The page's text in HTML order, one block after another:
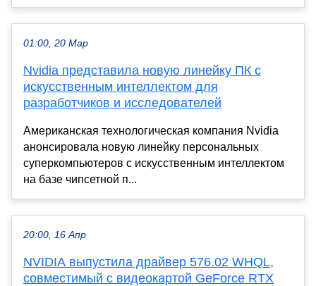
01:00, 20 Мар
Nvidia представила новую линейку ПК с
искусственным интеллектом для
разработчиков и исследователей
Американская технологическая компания Nvidia
анонсировала новую линейку персональных
суперкомпьютеров с искусственным интеллектом
на базе чипсетной п...
20:00, 16 Апр
NVIDIA выпустила драйвер 576.02 WHQL,
совместимый с видеокартой GeForce RTX